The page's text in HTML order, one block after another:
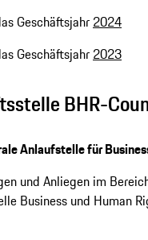
Geschäftsjahr 2024
Geschäftsjahr 2023
BHR-
Anlaufstelle für
und Anliegen im
Business und Human